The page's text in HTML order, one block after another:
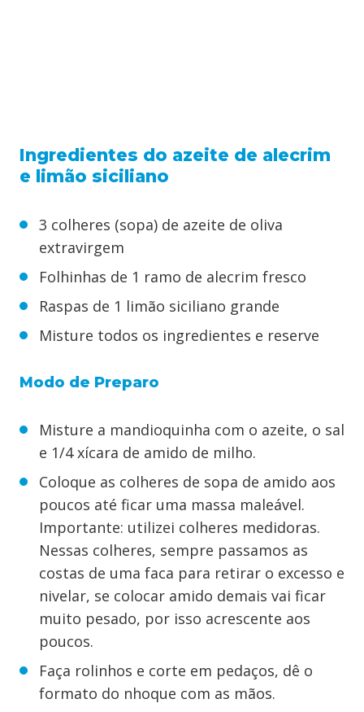
Ingredientes do azeite de alecrim
e limão siciliano
3 colheres (sopa) de azeite de oliva
extravirgem
Folhinhas de 1 ramo de alecrim fresco
Raspas de 1 limão siciliano grande
Misture todos os ingredientes e reserve
Modo de Preparo
Misture a mandioquinha com o azeite, o sal
e 1/4 xícara de amido de milho.
Coloque as colheres de sopa de amido aos
poucos até ficar uma massa maleável.
Importante: utilizei colheres medidoras.
Nessas colheres, sempre passamos as
costas de uma faca para retirar o excesso e
nivelar, se colocar amido demais vai ficar
muito pesado, por isso acrescente aos
poucos.
Faça rolinhos e corte em pedaços, dê o
formato do nhoque com as mãos.